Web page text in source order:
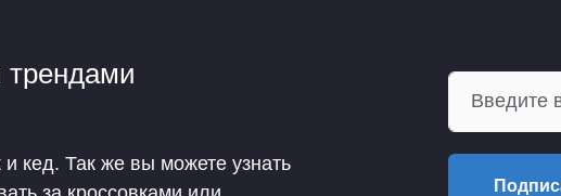
трендами
кед. Так же вы можете узнать